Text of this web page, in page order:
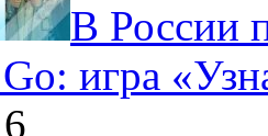
В России
игра